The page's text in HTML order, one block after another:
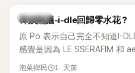
熱議討論
韓娛熱議-i-dle回歸零水花？
原 Po 表示自己完全不知道I-
感覺是因為 LE SSERAFIM 和
泡菜鄉民 1 天前